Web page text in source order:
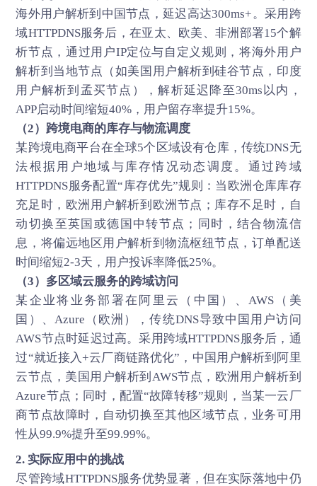
海外用户解析到中国节点，延迟高达300ms+。采用跨
域HTTPDNS服务后，在亚太、欧美、非洲部署15个解
析节点，通过用户IP定位与自定义规则，将海外用户
解析到当地节点（如美国用户解析到硅谷节点，印度
用户解析到孟买节点），解析延迟降至30ms以内，
APP启动时间缩短40%，用户留存率提升15%。
（2）跨境电商的库存与物流调度
某跨境电商平台在全球5个区域设有仓库，传统DNS无
法根据用户地域与库存情况动态调度。通过跨域
HTTPDNS服务配置“库存优先”规则：当欧洲仓库库存
充足时，欧洲用户解析到欧洲节点；库存不足时，自
动切换至英国或德国中转节点；同时，结合物流信
息，将偏远地区用户解析到物流枢纽节点，订单配送
时间缩短2-3天，用户投诉率降低25%。
（3）多区域云服务的跨域访问
某企业将业务部署在阿里云（中国）、AWS（美
国）、Azure（欧洲），传统DNS导致中国用户访问
AWS节点时延迟过高。采用跨域HTTPDNS服务后，通
过“就近接入+云厂商链路优化”，中国用户解析到阿里
云节点，美国用户解析到AWS节点，欧洲用户解析到
Azure节点；同时，配置“故障转移”规则，当某一云厂
商节点故障时，自动切换至其他区域节点，业务可用
性从99.9%提升至99.99%。
2. 实际应用中的挑战
尽管跨域HTTPDNS服务优势显著，但在实际落地中仍